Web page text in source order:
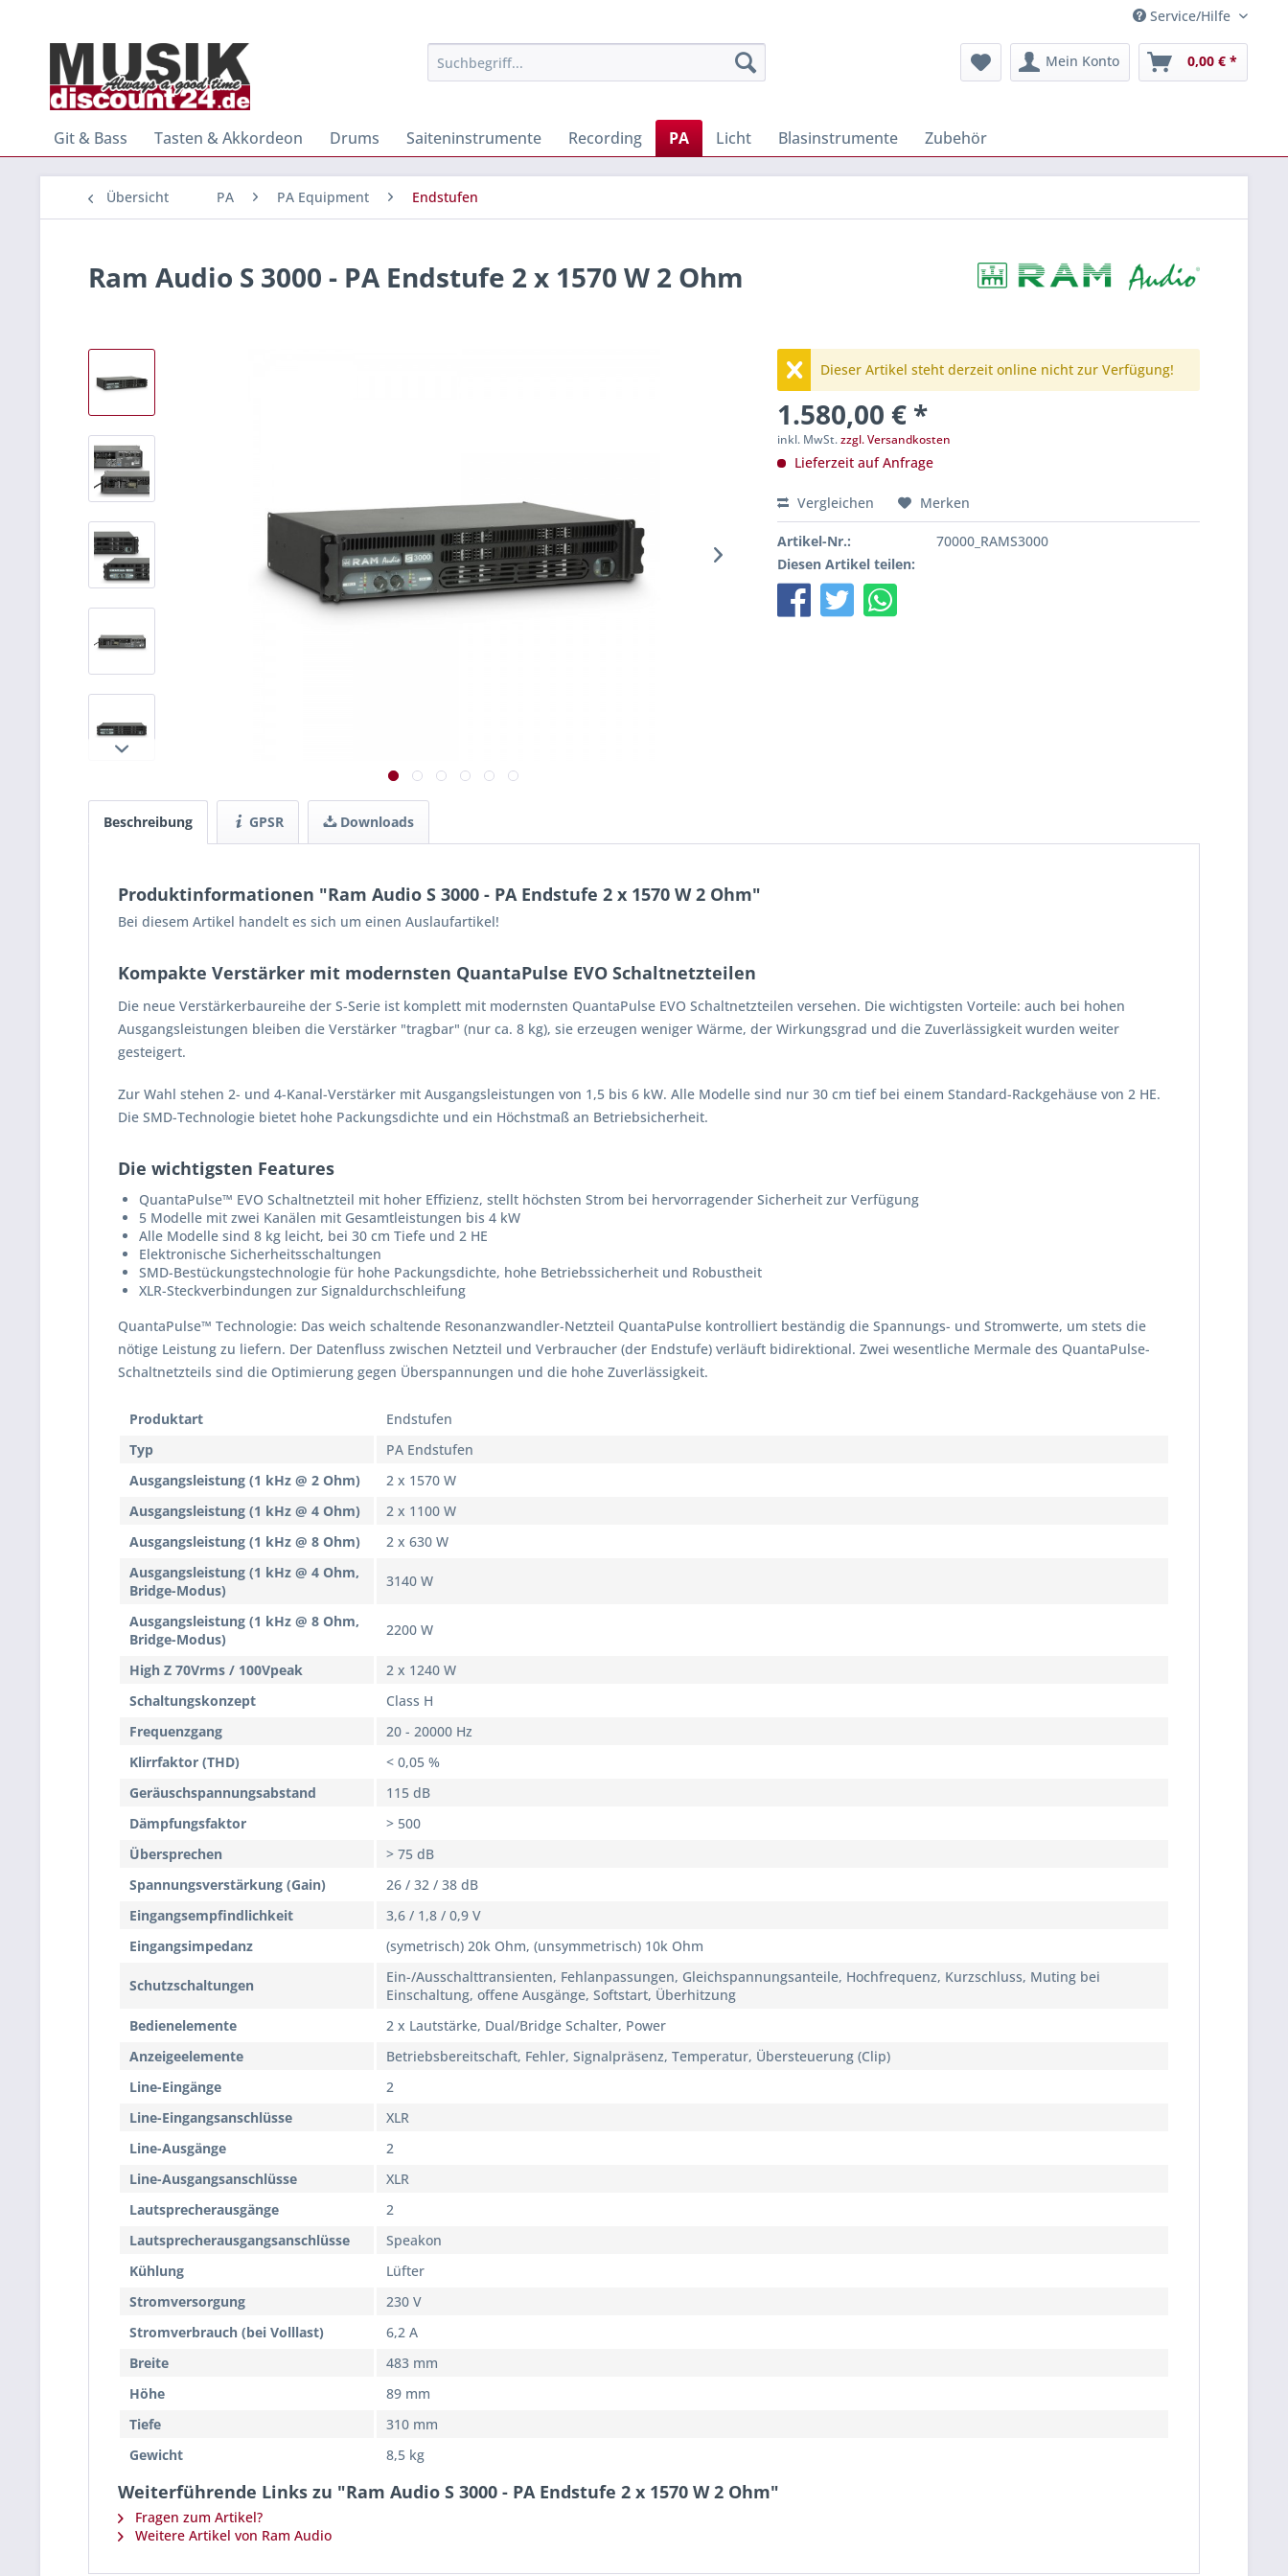
Service/Hilfe
Mein Konto 0,00 € *
Git & Bass Tasten & Akkordeon Drums Saiteninstrumente Recording PA Licht Blasinstrumente Zubehör
Übersicht PA PA Equipment Endstufen
Ram Audio S 3000 - PA Endstufe 2 x 1570 W 2 Ohm
Dieser Artikel steht derzeit online nicht zur Verfügung!
1.580,00 € *
inkl. MwSt.zzgl. Versandkosten
Lieferzeit auf Anfrage
Vergleichen Merken
Artikel-Nr.:
70000_RAMS3000
Diesen Artikel teilen:
Beschreibung GPSR Downloads
Produktinformationen "Ram Audio S 3000 - PA Endstufe 2 x 1570 W 2 Ohm"
Bei diesem Artikel handelt es sich um einen Auslaufartikel!
Kompakte Verstärker mit modernsten QuantaPulse EVO Schaltnetzteilen
Die neue Verstärkerbaureihe der S-Serie ist komplett mit modernsten QuantaPulse EVO Schaltnetzteilen versehen. Die wichtigsten Vorteile: auch bei hohen
Ausgangsleistungen bleiben die Verstärker "tragbar" (nur ca. 8 kg), sie erzeugen weniger Wärme, der Wirkungsgrad und die Zuverlässigkeit wurden weiter
gesteigert.
Zur Wahl stehen 2- und 4-Kanal-Verstärker mit Ausgangsleistungen von 1,5 bis 6 kW. Alle Modelle sind nur 30 cm tief bei einem Standard-Rackgehäuse von 2 HE.
Die SMD-Technologie bietet hohe Packungsdichte und ein Höchstmaß an Betriebsicherheit.
Die wichtigsten Features
QuantaPulse™ EVO Schaltnetzteil mit hoher Effizienz, stellt höchsten Strom bei hervorragender Sicherheit zur Verfügung
5 Modelle mit zwei Kanälen mit Gesamtleistungen bis 4 kW
Alle Modelle sind 8 kg leicht, bei 30 cm Tiefe und 2 HE
Elektronische Sicherheitsschaltungen
SMD-Bestückungstechnologie für hohe Packungsdichte, hohe Betriebssicherheit und Robustheit
XLR-Steckverbindungen zur Signaldurchschleifung
QuantaPulse™ Technologie: Das weich schaltende Resonanzwandler-Netzteil QuantaPulse kontrolliert beständig die Spannungs- und Stromwerte, um stets die
nötige Leistung zu liefern. Der Datenfluss zwischen Netzteil und Verbraucher (der Endstufe) verläuft bidirektional. Zwei wesentliche Mermale des QuantaPulse-
Schaltnetzteils sind die Optimierung gegen Überspannungen und die hohe Zuverlässigkeit.
Produktart
Endstufen
Typ
PA Endstufen
Ausgangsleistung (1 kHz @ 2 Ohm)
2 x 1570 W
Ausgangsleistung (1 kHz @ 4 Ohm)
2 x 1100 W
Ausgangsleistung (1 kHz @ 8 Ohm)
2 x 630 W
Ausgangsleistung (1 kHz @ 4 Ohm,
Bridge-Modus)
3140 W
Ausgangsleistung (1 kHz @ 8 Ohm,
Bridge-Modus)
2200 W
High Z 70Vrms / 100Vpeak
2 x 1240 W
Schaltungskonzept
Class H
Frequenzgang
20 - 20000 Hz
Klirrfaktor (THD)
< 0,05 %
Geräuschspannungsabstand
115 dB
Dämpfungsfaktor
> 500
Übersprechen
> 75 dB
Spannungsverstärkung (Gain)
26 / 32 / 38 dB
Eingangsempfindlichkeit
3,6 / 1,8 / 0,9 V
Eingangsimpedanz
(symetrisch) 20k Ohm, (unsymmetrisch) 10k Ohm
Schutzschaltungen
Ein-/Ausschalttransienten, Fehlanpassungen, Gleichspannungsanteile, Hochfrequenz, Kurzschluss, Muting bei
Einschaltung, offene Ausgänge, Softstart, Überhitzung
Bedienelemente
2 x Lautstärke, Dual/Bridge Schalter, Power
Anzeigeelemente
Betriebsbereitschaft, Fehler, Signalpräsenz, Temperatur, Übersteuerung (Clip)
Line-Eingänge
2
Line-Eingangsanschlüsse
XLR
Line-Ausgänge
2
Line-Ausgangsanschlüsse
XLR
Lautsprecherausgänge
2
Lautsprecherausgangsanschlüsse
Speakon
Kühlung
Lüfter
Stromversorgung
230 V
Stromverbrauch (bei Volllast)
6,2 A
Breite
483 mm
Höhe
89 mm
Tiefe
310 mm
Gewicht
8,5 kg
Weiterführende Links zu "Ram Audio S 3000 - PA Endstufe 2 x 1570 W 2 Ohm"
Fragen zum Artikel?
Weitere Artikel von Ram Audio